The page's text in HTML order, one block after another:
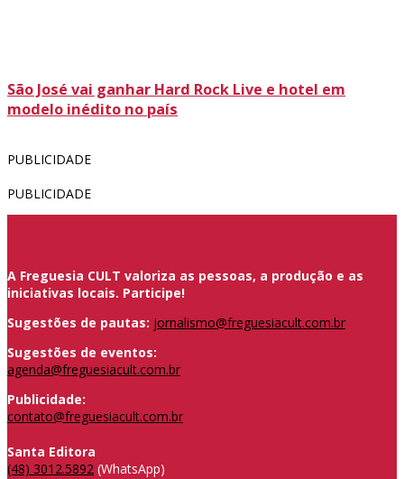
São José vai ganhar Hard Rock Live e hotel em
modelo inédito no país
PUBLICIDADE
PUBLICIDADE
A Freguesia CULT valoriza as pessoas, a produção e as
iniciativas locais. Participe!
Sugestões de pautas: jornalismo@freguesiacult.com.br
Sugestões de eventos:
agenda@freguesiacult.com.br
Publicidade:
contato@freguesiacult.com.br
Santa Editora
(48) 3012.5892 (WhatsApp)